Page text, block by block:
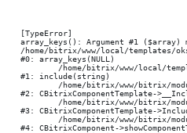
[TypeError]
array_keys(): Argument #1
/home/bitrix/www/local/templates/
#0: array_keys(NULL)
#1: include(string)
#2: CBitrixComponentTemplate-
#3: CBitrixComponentTemplate-
#4: CBitrixComponent-